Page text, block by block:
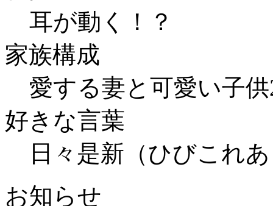
耳が動く！？
家族構成
愛する妻と可愛い子
好きな言葉
日々是新（ひびこれ
お知らせ